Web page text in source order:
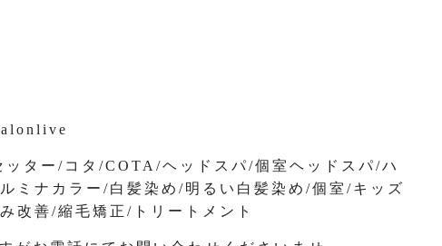
ター/コタ/COTA/ヘッドスパ/個室ヘッドスパ/ハ
ミナカラー/白髪染め/明るい白髪染め/個室/キッズ
改善/縮毛矯正/トリートメント